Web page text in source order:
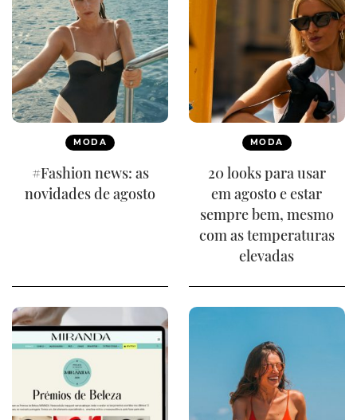
MODA
#Fashion news: as
novidades de agosto
MODA
20 looks para usar
em agosto e estar
sempre bem, mesmo
com as temperaturas
elevadas